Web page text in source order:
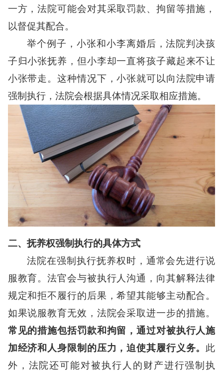
一方，法院可能会对其采取罚款、拘留等措施，
以督促其配合。
举个例子，小张和小李离婚后，法院判决孩
子归小张抚养，但小李却一直将孩子藏起来不让
小张带走。这种情况下，小张就可以向法院申请
强制执行，法院会根据具体情况采取相应措施。
二、抚养权强制执行的具体方式
法院在强制执行抚养权时，通常会先进行说
服教育。法官会与被执行人沟通，向其解释法律
规定和拒不履行的后果，希望其能够主动配合。
如果说服教育无效，法院会采取进一步的措施。
常见的措施包括罚款和拘留，通过对被执行人施
加经济和人身限制的压力，迫使其履行义务。 此
外，法院还可能对被执行人的财产进行强制执